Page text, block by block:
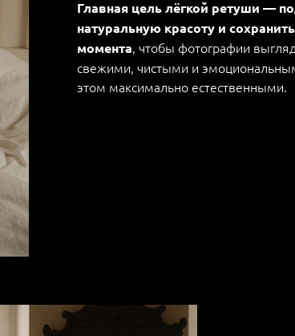
Главная цель лёгкой ретуши —
натуральную красоту и
момента, чтобы фотографии
свежими, чистыми и
этом максимально естественными.